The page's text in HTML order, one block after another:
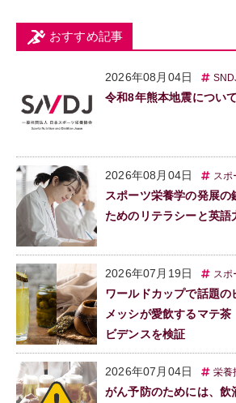
おすすめ記事
2026年08月04日
令和8年熊本地震について
2026年08月04日 スポ
スポーツ栄養学の発展
ためのリテラシーと英語
2026年07月19日 スポ
ワールドカップで話題の
メッシが愛飲するマテ
ビデンスを検証
2026年07月04日 栄養
がん予防のためには、飲